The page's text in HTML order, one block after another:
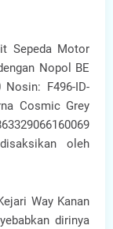
Sepeda Motor
Nopol BE
Nosin: F496-ID-
Cosmic Grey
oleh
Way Kanan
dirinya